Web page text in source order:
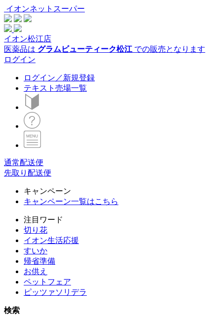
イオンネットスーパー
イオン松江店
医薬品は グラムビューティーク松江 での販売となります
ログイン
ログイン／新規登録
テキスト売場一覧
通常配送便
先取り配送便
キャンペーン
キャンペーン一覧はこちら
注目ワード
切り花
イオン生活応援
すいか
帰省準備
お供え
ペットフェア
ピッツァソリデラ
検索